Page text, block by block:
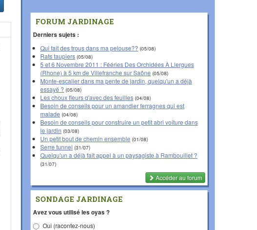
FORUM JARDINAGE
Derniers sujets :
Qui fait des trous dans ma pelouse?? (05/08)
Rats taupiers (05/08)
5 et 6 Novembre 2011 : Fééries Des Orchidées À Liergues
(Rhone) à 5 km de Villefranche sur Saône (05/08)
Monte-escalier dans ma pente de jardin, quelqu'un a déjà
essayé ? (05/08)
Les choux fleurs q'avec des feuilles (04/08)
Besoin de conseils pour un amandier ferragnes qui est
malade (04/08)
Besoin de conseils pour construire un petit abri voiture dans
le jardin (03/08)
Un petit bout de chemin ensemble (01/08)
Serre tunnel (31/07)
Quelqu'un a déjà fait appel à un paysagiste à Rambouillet ?
(31/07)
Accéder au forum
SONDAGE JARDINAGE
Avez vous utilisé les oyas ?
Oui (racontez-nous)